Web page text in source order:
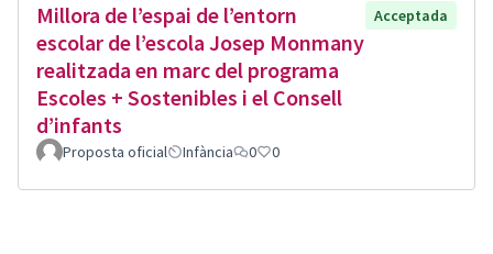
Millora de l’espai de l’entorn
escolar de l’escola Josep Monmany
realitzada en marc del programa
Escoles + Sostenibles i el Consell
d’infants
Acceptada
Proposta oficial Infància 0 0